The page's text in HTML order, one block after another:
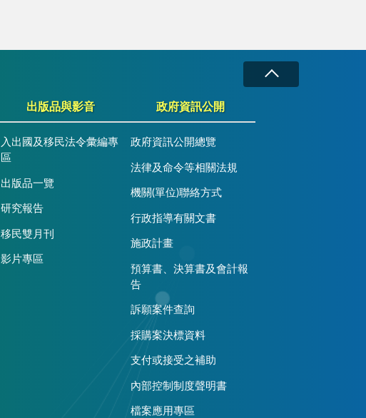
出版品與影音
入出國及移民法令彙編專
區
出版品一覽
研究報告
移民雙月刊
影片專區
政府資訊公開
政府資訊公開總覽
法律及命令等相關法規
機關(單位)聯絡方式
行政指導有關文書
施政計畫
預算書、決算書及會計報
告
訴願案件查詢
採購案決標資料
支付或接受之補助
內部控制制度聲明書
檔案應用專區